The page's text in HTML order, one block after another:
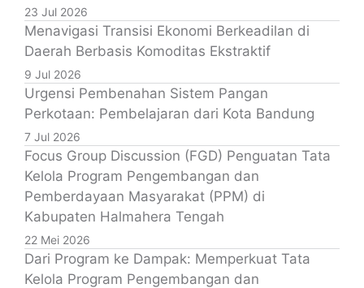
23 Jul 2026
Menavigasi Transisi Ekonomi Berkeadilan di
Daerah Berbasis Komoditas Ekstraktif
9 Jul 2026
Urgensi Pembenahan Sistem Pangan
Perkotaan: Pembelajaran dari Kota Bandung
7 Jul 2026
Focus Group Discussion (FGD) Penguatan Tata
Kelola Program Pengembangan dan
Pemberdayaan Masyarakat (PPM) di
Kabupaten Halmahera Tengah
22 Mei 2026
Dari Program ke Dampak: Memperkuat Tata
Kelola Program Pengembangan dan